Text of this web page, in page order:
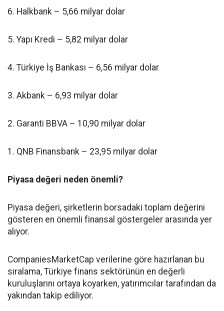
6. Halkbank – 5,66 milyar dolar
5. Yapı Kredi – 5,82 milyar dolar
4. Türkiye İş Bankası – 6,56 milyar dolar
3. Akbank – 6,93 milyar dolar
2. Garanti BBVA – 10,90 milyar dolar
1. QNB Finansbank – 23,95 milyar dolar
Piyasa değeri neden önemli?
Piyasa değeri, şirketlerin borsadaki toplam değerini
gösteren en önemli finansal göstergeler arasında yer
alıyor.
CompaniesMarketCap verilerine göre hazırlanan bu
sıralama, Türkiye finans sektörünün en değerli
kuruluşlarını ortaya koyarken, yatırımcılar tarafından da
yakından takip ediliyor.